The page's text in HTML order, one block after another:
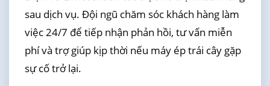
sau dịch vụ. Đội ngũ chăm sóc khách hàng làm
việc 24/7 để tiếp nhận phản hồi, tư vấn miễn
phí và trợ giúp kịp thời nếu máy ép trái cây gặp
sự cố trở lại.